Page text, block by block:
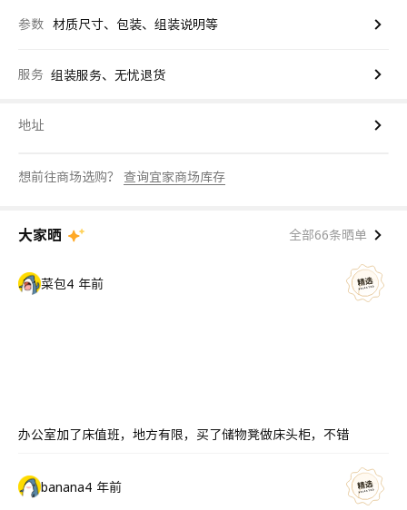
参数 材质尺寸、包装、组装说明等
服务 组装服务、无忧退货
地址
想前往商场选购？ 查询宜家商场库存
大家晒 全部66条晒单
菜包4 年前
办公室加了床值班，地方有限，买了储物凳做床头柜，不错
banana4 年前